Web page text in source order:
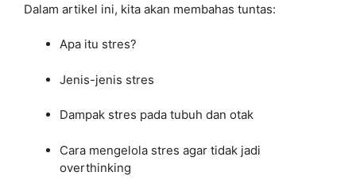
Dalam artikel ini, kita akan membahas tuntas:
Apa itu stres?
Jenis-jenis stres
Dampak stres pada tubuh dan otak
Cara mengelola stres agar tidak jadi
overthinking